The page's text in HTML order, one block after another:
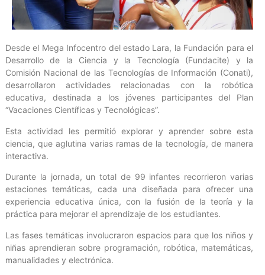
Desde el Mega Infocentro del estado Lara, la Fundación para el
Desarrollo de la Ciencia y la Tecnología (Fundacite) y la
Comisión Nacional de las Tecnologías de Información (Conati),
desarrollaron actividades relacionadas con la robótica
educativa, destinada a los jóvenes participantes del Plan
“Vacaciones Científicas y Tecnológicas”.
Esta actividad les permitió explorar y aprender sobre esta
ciencia, que aglutina varias ramas de la tecnología, de manera
interactiva.
Durante la jornada, un total de 99 infantes recorrieron varias
estaciones temáticas, cada una diseñada para ofrecer una
experiencia educativa única, con la fusión de la teoría y la
práctica para mejorar el aprendizaje de los estudiantes.
Las fases temáticas involucraron espacios para que los niños y
niñas aprendieran sobre programación, robótica, matemáticas,
manualidades y electrónica.